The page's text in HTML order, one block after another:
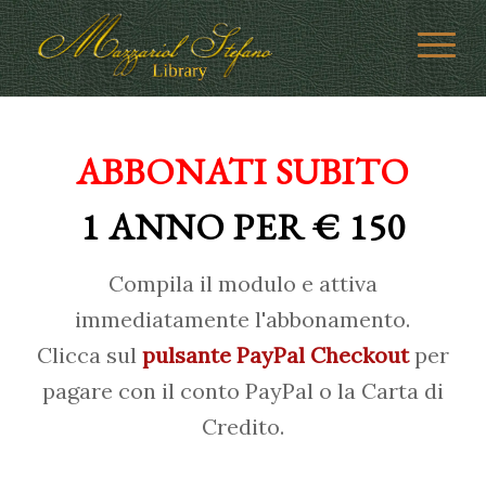
ABBONATI SUBITO
1 ANNO PER € 150
Compila il modulo e attiva
immediatamente l'abbonamento.
Clicca sul pulsante PayPal Checkoutper
pagare con il conto PayPal o la Carta di
Credito.